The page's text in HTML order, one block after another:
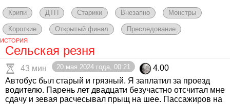
Крипи ДТП Старики Внезапно Монстры
Короткие Открытый финал Преследование
ИСТОРИЯ
Сельская резня
43 мин 20 мая 2024 года, 00:21
4.00
Автобус был старый и грязный. Я заплатил за проезд
водителю. Парень лет двадцати безучастно отсчитал мне
сдачу и зевая расчесывал прыщ на шее. Пассажиров на